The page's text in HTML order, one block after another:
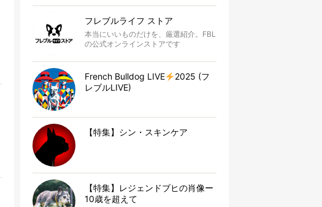
フレブルライフ ストア
本当にいいものだけを、厳選紹介。FBL
の公式オンラインストアです
French Bulldog LIVE
2025 (フ
レブルLIVE)
【特集】シン・スキンケア
【特集】レジェンドブヒの肖像ー
10歳を超えて